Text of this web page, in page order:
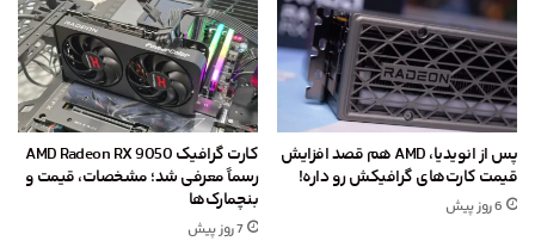
پس از انویدیا، AMD هم قصد افزایش
قیمت کارت‌های گرافیکش رو داره!
6 روز پیش
کارت گرافیک AMD Radeon RX 9050
رسماً معرفی شد؛ مشخصات، قیمت و
بنچمارک‌ها
7 روز پیش